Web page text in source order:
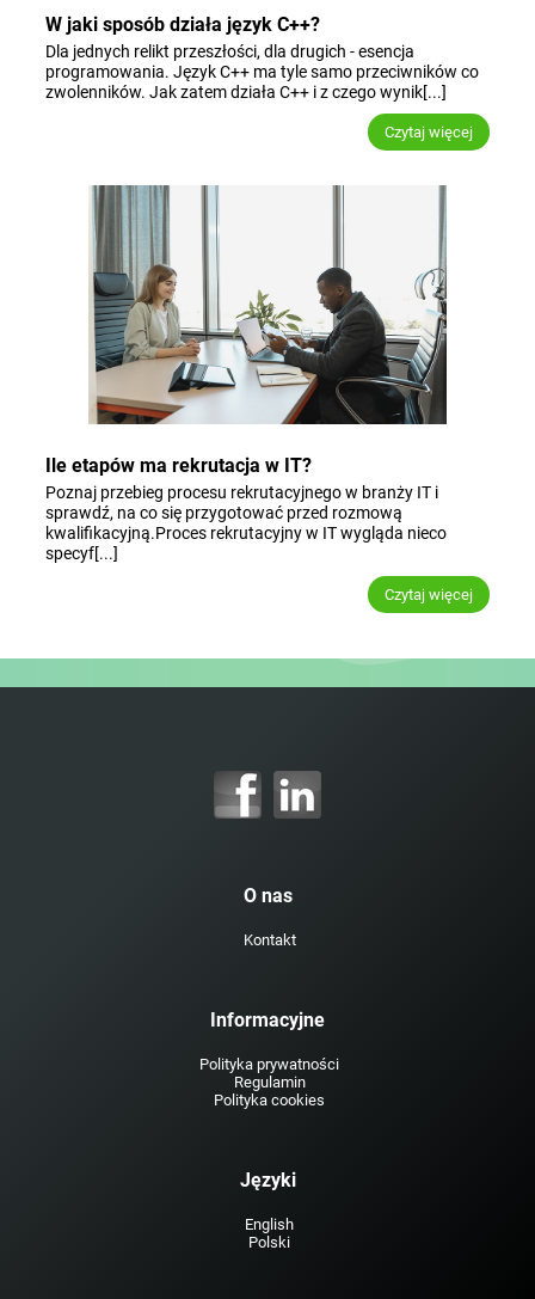
W jaki sposób działa język C++?
Dla jednych relikt przeszłości, dla drugich - esencja
programowania. Język C++ ma tyle samo przeciwników co
zwolenników. Jak zatem działa C++ i z czego wynik[...]
Czytaj więcej
Ile etapów ma rekrutacja w IT?
Poznaj przebieg procesu rekrutacyjnego w branży IT i
sprawdź, na co się przygotować przed rozmową
kwalifikacyjną.Proces rekrutacyjny w IT wygląda nieco
specyf[...]
Czytaj więcej
O nas
Kontakt
Informacyjne
Polityka prywatności
Regulamin
Polityka cookies
Języki
English
Polski